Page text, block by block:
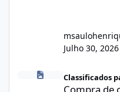
Julho 30,
Classificados
Compra de